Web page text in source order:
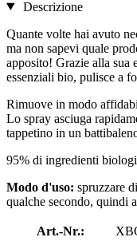
Descrizione
Quante volte hai avuto
ma non sapevi quale
apposito! Grazie alla sua
essenziali bio, pulisce a
Rimuove in modo
Lo spray asciuga
tappetino in un
95% di ingredienti
Modo d'uso: spruzzare
qualche secondo, quindi
Art.-Nr.: